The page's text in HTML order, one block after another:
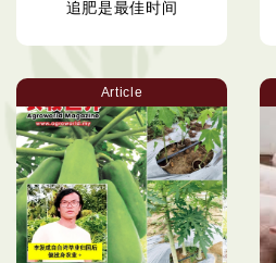
追肥是最佳时间
Article